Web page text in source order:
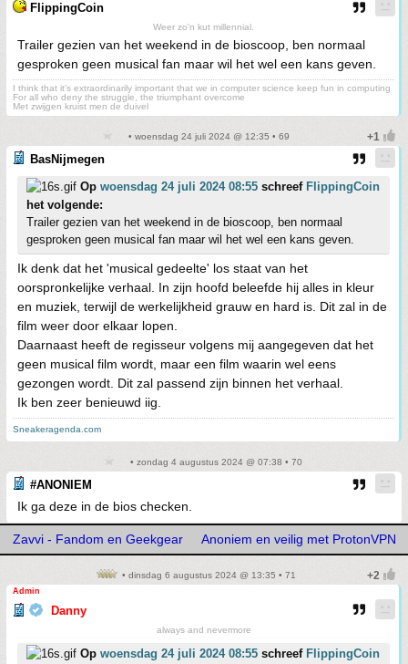
FlippingCoin
Weer zo'n kut millennial.
Trailer gezien van het weekend in de bioscoop, ben normaal
gesproken geen musical fan maar wil het wel een kans geven.
I think that it’s extraordinarily important that we in computer science keep fun in computing
For all who deny the struggle, the triumphant overcome
Met zwijgen kruist men de duivel
• woensdag 24 juli 2024 @ 12:35 • 69
BasNijmegen
Op woensdag 24 juli 2024 08:55 schreef FlippingCoin
het volgende:
Trailer gezien van het weekend in de bioscoop, ben normaal
gesproken geen musical fan maar wil het wel een kans geven.
Ik denk dat het 'musical gedeelte' los staat van het
oorspronkelijke verhaal. In zijn hoofd beleefde hij alles in kleur
en muziek, terwijl de werkelijkheid grauw en hard is. Dit zal in de
film weer door elkaar lopen.
Daarnaast heeft de regisseur volgens mij aangegeven dat het
geen musical film wordt, maar een film waarin wel eens
gezongen wordt. Dit zal passend zijn binnen het verhaal.
Ik ben zeer benieuwd iig.
Sneakeragenda.com
• zondag 4 augustus 2024 @ 07:38 • 70
#ANONIEM
Ik ga deze in de bios checken.
Zavvi - Fandom en Geekgear Anoniem en veilig met ProtonVPN
• dinsdag 6 augustus 2024 @ 13:35 • 71
Admin
Danny
always and nevermore
Op woensdag 24 juli 2024 08:55 schreef FlippingCoin